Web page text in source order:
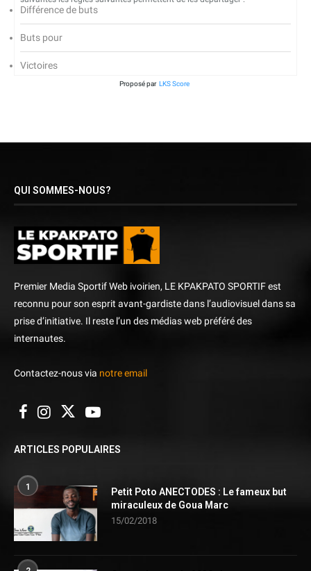
Différence de buts
Buts pour
Victoires
Proposé par LKS Score
QUI SOMMES-NOUS?
Premier Media Sportif Web ivoirien, LE KPAKPATO SPORTIF est
reconnu pour son esprit avant-gardiste dans l’audiovisuel dans sa
prise d’initiative. Il reste l’un des médias web préféré des
internautes.
Contactez-nous via notre email
ARTICLES POPULAIRES
1
Petit Poto ANECTODES : Le fameux but
miraculeux de Goua Marc
15/02/2018